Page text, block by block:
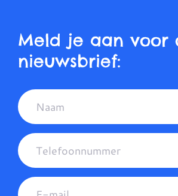
Meld je aan voor
nieuwsbrief: